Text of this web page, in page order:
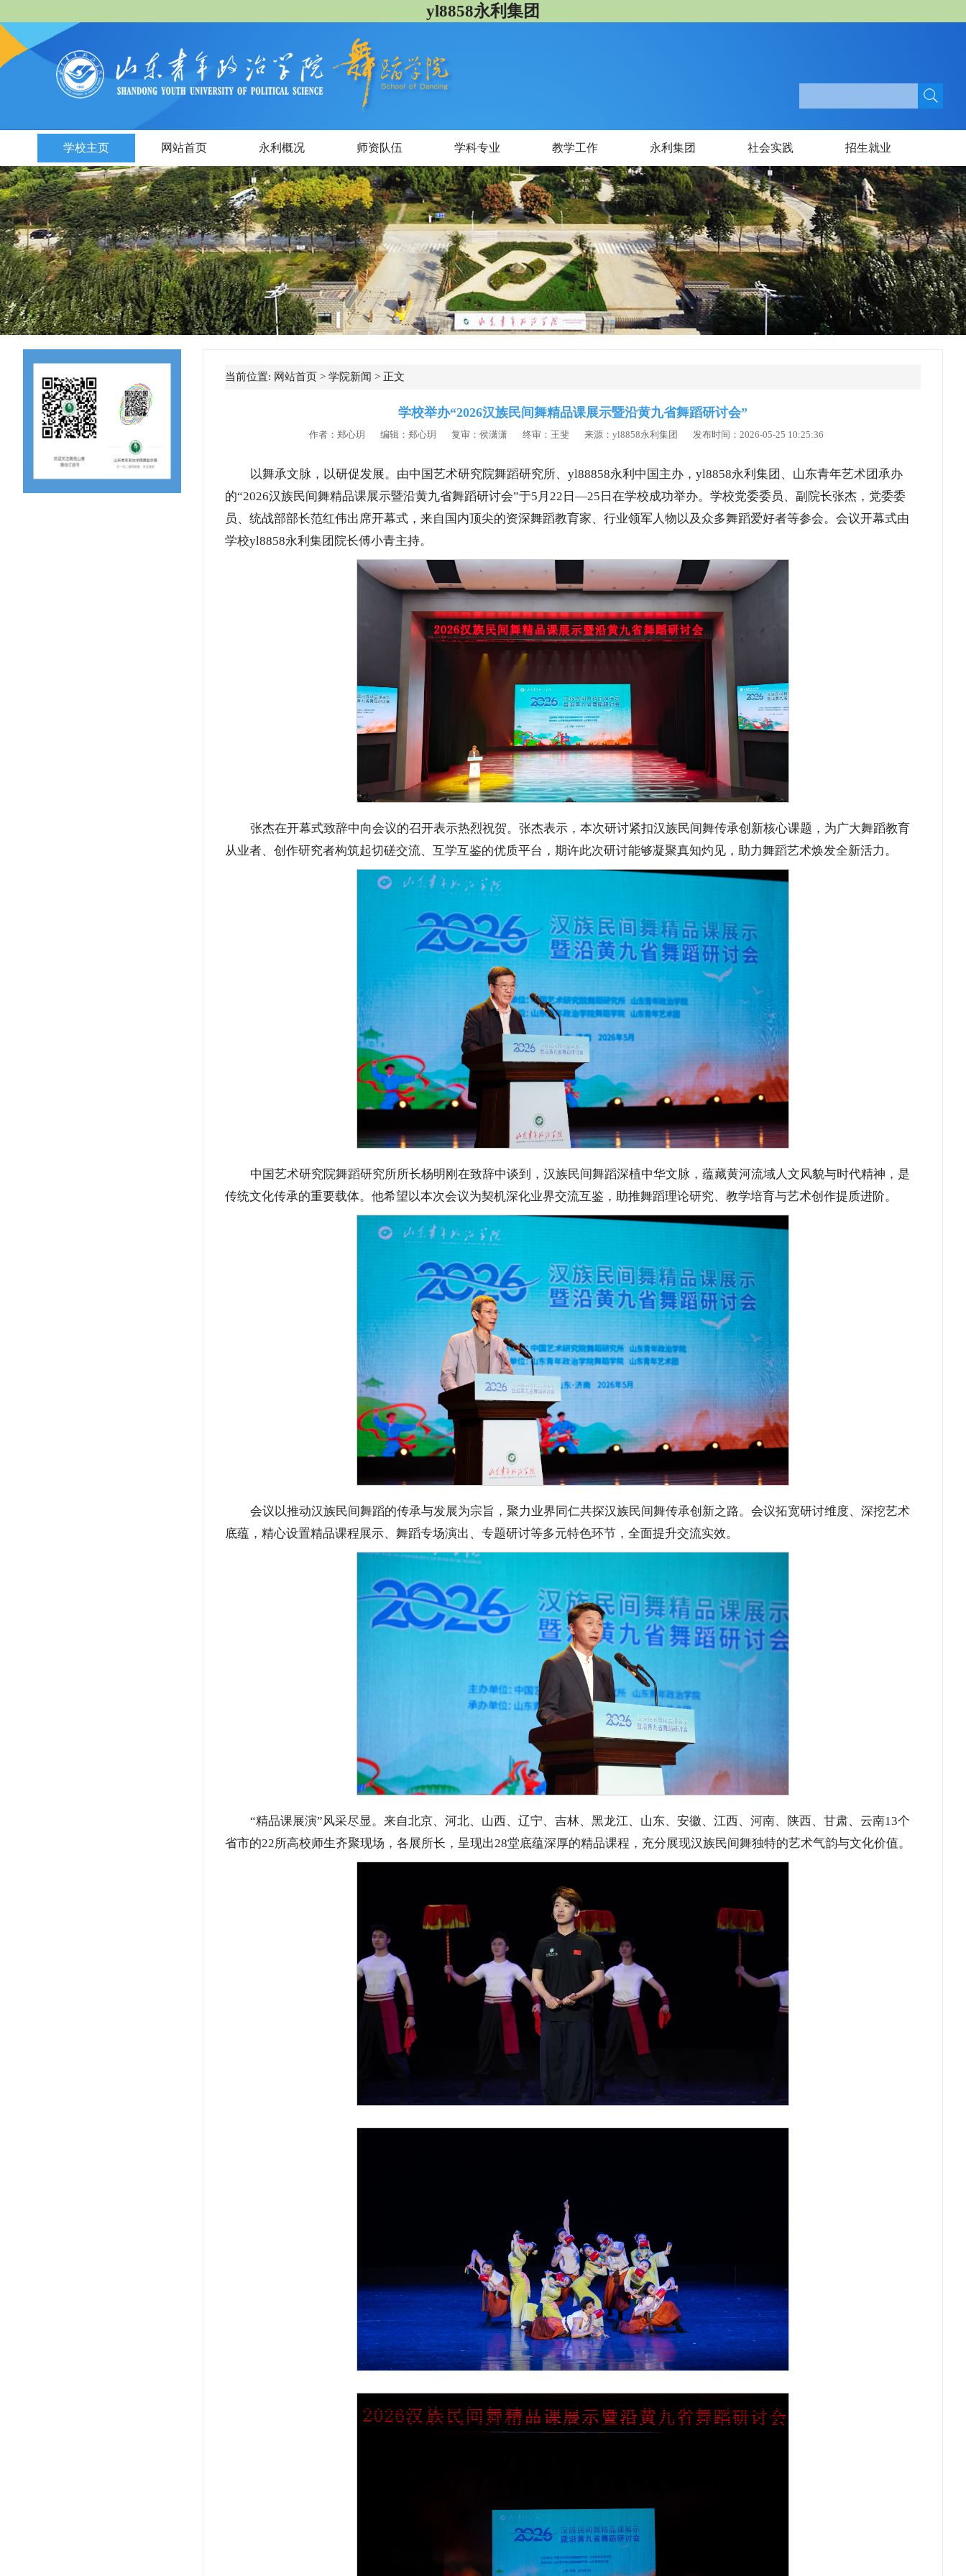
yl8858永利集团
学校主页 网站首页 永利概况 师资队伍 学科专业 教学工作 永利集团 社会实践 招生就业
当前位置: 网站首页 > 学院新闻 > 正文
学校举办“2026汉族民间舞精品课展示暨沿黄九省舞蹈研讨会”
作者：郑心玥 编辑：郑心玥 复审：侯潇潇 终审：王斐 来源：yl8858永利集团 发布时间：2026-05-25 10:25:36
以舞承文脉，以研促发展。由中国艺术研究院舞蹈研究所、yl88858永利中国主办，yl8858永利集团、山东青年艺术团承办
的“2026汉族民间舞精品课展示暨沿黄九省舞蹈研讨会”于5月22日—25日在学校成功举办。学校党委委员、副院长张杰，党委委
员、统战部部长范红伟出席开幕式，来自国内顶尖的资深舞蹈教育家、行业领军人物以及众多舞蹈爱好者等参会。会议开幕式由
学校yl8858永利集团院长傅小青主持。
张杰在开幕式致辞中向会议的召开表示热烈祝贺。张杰表示，本次研讨紧扣汉族民间舞传承创新核心课题，为广大舞蹈教育
从业者、创作研究者构筑起切磋交流、互学互鉴的优质平台，期许此次研讨能够凝聚真知灼见，助力舞蹈艺术焕发全新活力。
中国艺术研究院舞蹈研究所所长杨明刚在致辞中谈到，汉族民间舞蹈深植中华文脉，蕴藏黄河流域人文风貌与时代精神，是
传统文化传承的重要载体。他希望以本次会议为契机深化业界交流互鉴，助推舞蹈理论研究、教学培育与艺术创作提质进阶。
会议以推动汉族民间舞蹈的传承与发展为宗旨，聚力业界同仁共探汉族民间舞传承创新之路。会议拓宽研讨维度、深挖艺术
底蕴，精心设置精品课程展示、舞蹈专场演出、专题研讨等多元特色环节，全面提升交流实效。
“精品课展演”风采尽显。来自北京、河北、山西、辽宁、吉林、黑龙江、山东、安徽、江西、河南、陕西、甘肃、云南13个
省市的22所高校师生齐聚现场，各展所长，呈现出28堂底蕴深厚的精品课程，充分展现汉族民间舞独特的艺术气韵与文化价值。